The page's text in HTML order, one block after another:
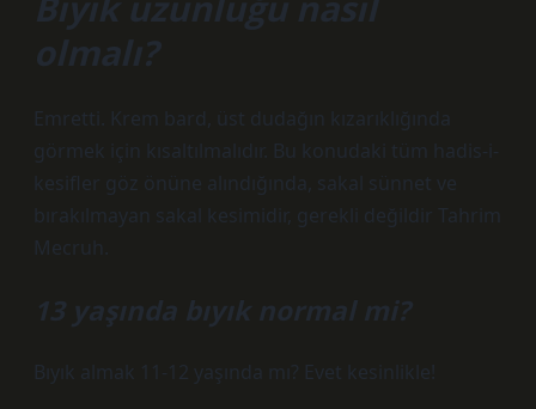
olmalı?
Emretti. Krem bard, üst dudağın kızarıklığında
görmek için kısaltılmalıdır. Bu konudaki tüm hadis-i-
kesifler göz önüne alındığında, sakal sünnet ve
bırakılmayan sakal kesimidir, gerekli değildir Tahrim
Mecruh.
13 yaşında bıyık normal mi?
Bıyık almak 11-12 yaşında mı? Evet kesinlikle!